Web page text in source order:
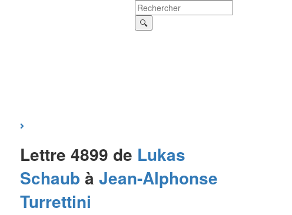
Lettre 4899 de Lukas
Schaub à Jean-Alphonse
Turrettini